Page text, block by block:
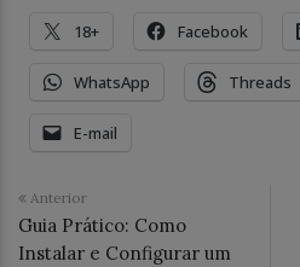
18+ Facebook
WhatsApp Threads
E-mail
Anterior
Guia Prático: Como
Instalar e Configurar um